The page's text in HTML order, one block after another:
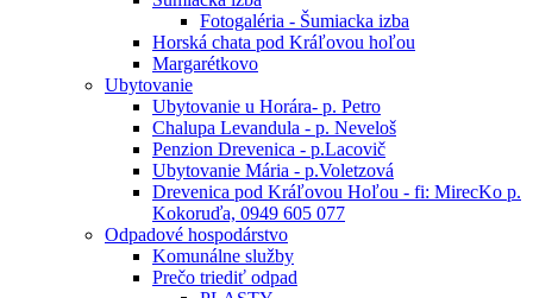
Fotogaléria - Šumiacka izba
Horská chata pod Kráľovou hoľou
Margarétkovo
Ubytovanie
Ubytovanie u Horára- p. Petro
Chalupa Levandula - p. Neveloš
Penzion Drevenica - p.Lacovič
Ubytovanie Mária - p.Voletzová
Drevenica pod Kráľovou Hoľou - fi: MirecKo p.
Kokoruďa, 0949 605 077
Odpadové hospodárstvo
Komunálne služby
Prečo triediť odpad